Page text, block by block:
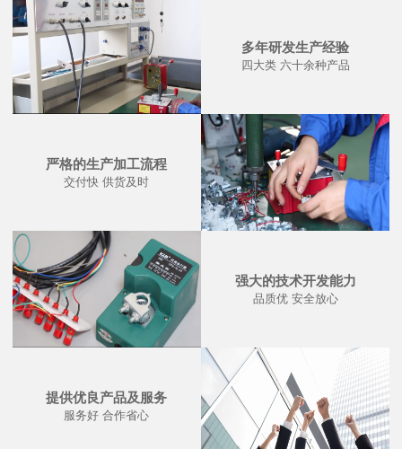
多年研发生产经验
四大类 六十余种产品
严格的生产加工流程
交付快 供货及时
强大的技术开发能力
品质优 安全放心
提供优良产品及服务
服务好 合作省心